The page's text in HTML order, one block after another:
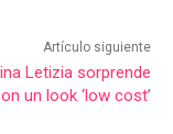
Artículo siguiente
Letizia sorprende
un look ‘low cost’